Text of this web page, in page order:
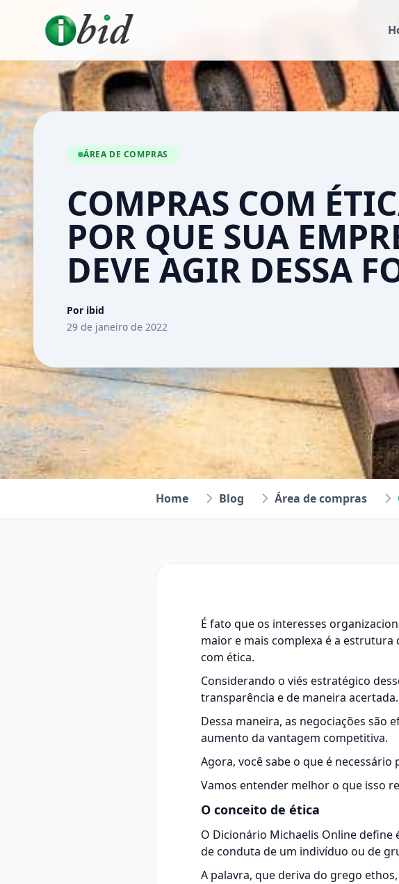
ÁREA DE COMPRAS
COMPRAS COM
POR QUE SUA
DEVE AGIR DESSA
Por ibid
29 de janeiro de 2022
Home Blog Área de compras
É fato que os interesses
maior e mais complexa é a
com ética.
Considerando o viés estratégico
transparência e de maneira acertada.
Dessa maneira, as negociações são
aumento da vantagem competitiva.
Agora, você sabe o que é
Vamos entender melhor o que isso
O conceito de ética
O Dicionário Michaelis Onlinedefine
de conduta de um indivíduo ou de
A palavra, que deriva do grego